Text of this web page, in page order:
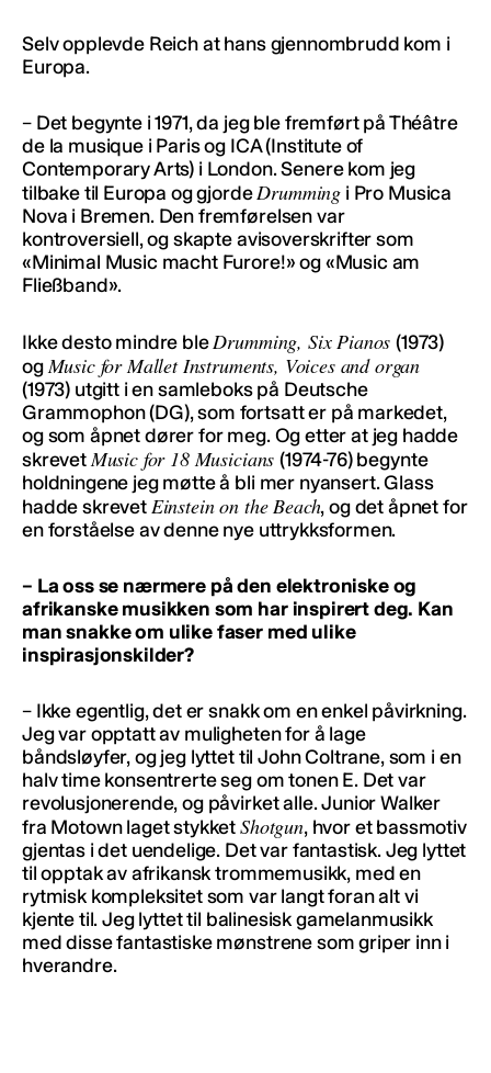
Selv opplevde Reich at hans gjennombrudd kom i
Europa.
– Det begynte i 1971, da jeg ble fremført på Théâtre
de la musique i Paris og ICA (Institute of
Contemporary Arts) i London. Senere kom jeg
tilbake til Europa og gjordeDrumming i Pro Musica
Nova i Bremen. Den fremførelsen var
kontroversiell, og skapte avisoverskrifter som
«Minimal Music macht Furore!» og «Music am
Fließband».
Ikke desto mindre bleDrumming, Six Pianos(1973)
ogMusic for Mallet Instruments, Voices and organ
(1973) utgitt i en samleboks på Deutsche
Grammophon (DG), som fortsatt er på markedet,
og som åpnet dører for meg. Og etter at jeg hadde
skrevetMusic for 18 Musicians(1974-76) begynte
holdningene jeg møtte å bli mer nyansert. Glass
hadde skrevetEinstein on the Beach, og det åpnet for
en forståelse av denne nye uttrykksformen.
– La oss se nærmere på den elektroniske og
afrikanske musikken som har inspirert deg. Kan
man snakke om ulike faser med ulike
inspirasjonskilder?
– Ikke egentlig, det er snakk om en enkel påvirkning.
Jeg var opptatt av muligheten for å lage
båndsløyfer, og jeg lyttet til John Coltrane, som i en
halv time konsentrerte seg om tonen E. Det var
revolusjonerende, og påvirket alle. Junior Walker
fra Motown laget stykketShotgun, hvor et bassmotiv
gjentas i det uendelige. Det var fantastisk. Jeg lyttet
til opptak av afrikansk trommemusikk, med en
rytmisk kompleksitet som var langt foran alt vi
kjente til. Jeg lyttet til balinesisk gamelanmusikk
med disse fantastiske mønstrene som griper inn i
hverandre.